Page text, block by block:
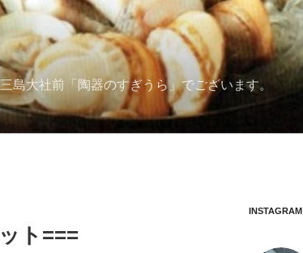
島大社前「陶器のすぎうら」でございます。
ト===
INSTAGRAM